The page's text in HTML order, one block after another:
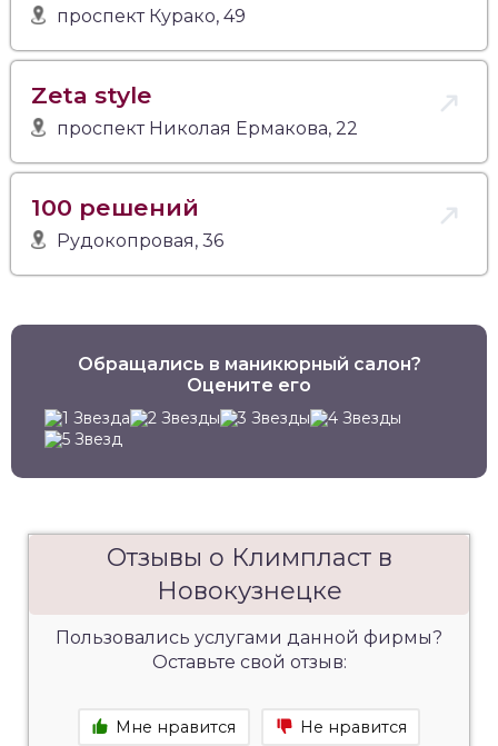
проспект Курако, 49
Zeta style
проспект Николая Ермакова, 22
100 решений
Рудокопровая, 36
Обращались в маникюрный салон?
Оцените его
Отзывы о Климпласт в
Новокузнецке
Пользовались услугами данной фирмы?
Оставьте свой отзыв:
Мне нравится Не нравится